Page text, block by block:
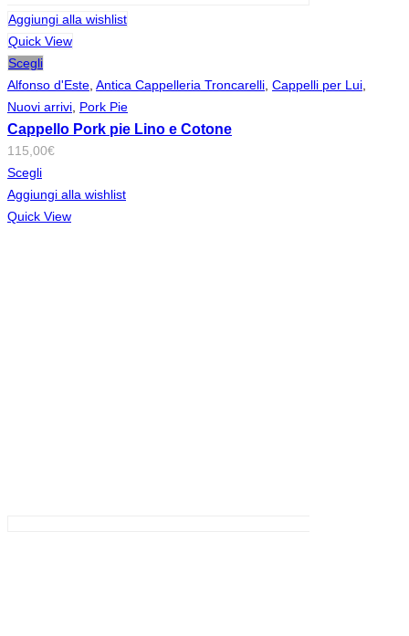
Aggiungi alla wishlist
Quick View
Scegli
Alfonso d'Este Antica Cappelleria Troncarelli Cappelli per Lui
Nuovi arrivi Pork Pie
Cappello Pork pie Lino e Cotone
115,00€
Scegli
Aggiungi alla wishlist
Quick View